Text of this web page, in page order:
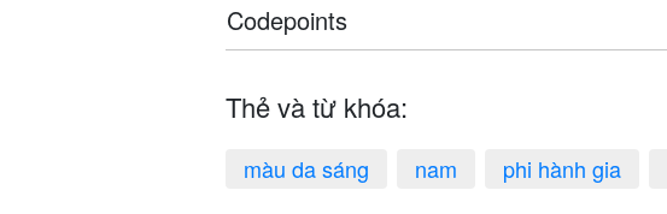
Codepoints
Thẻ và từ khóa:
màu da sáng nam phi hành gia